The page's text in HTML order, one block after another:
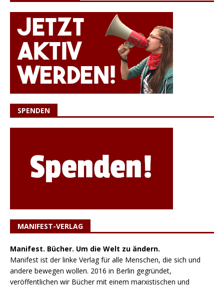
SPENDEN
MANIFEST-VERLAG
Manifest. Bücher. Um die Welt zu ändern.
Manifest ist der linke Verlag für alle Menschen, die sich und
andere bewegen wollen. 2016 in Berlin gegründet,
veröffentlichen wir Bücher mit einem marxistischen und